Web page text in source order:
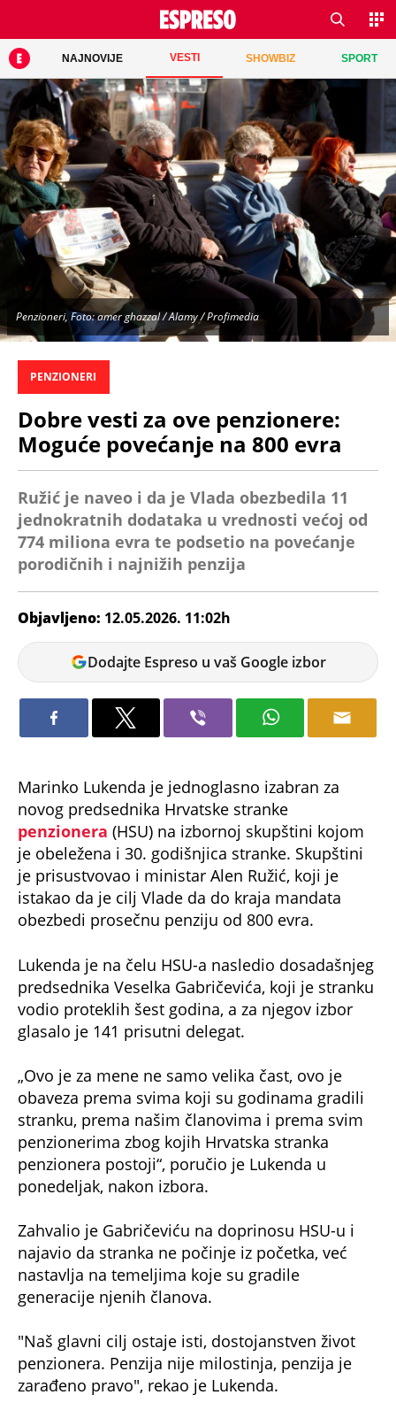
NAJNOVIJE VESTI SHOWBIZ SPORT
Penzioneri, Foto: amer ghazzal / Alamy / Profimedia
PENZIONERI
Dobre vesti za ove penzionere:
Moguće povećanje na 800 evra
Ružić je naveo i da je Vlada obezbedila 11
jednokratnih dodataka u vrednosti većoj od
774 miliona evra te podsetio na povećanje
porodičnih i najnižih penzija
Objavljeno: 12.05.2026. 11:02h
Ana
Petrović
Dodajte Espreso u vaš Google izbor
Marinko Lukenda je jednoglasno izabran za
novog predsednika Hrvatske stranke
penzionera (HSU) na izbornoj skupštini kojom
je obeležena i 30. godišnjica stranke. Skupštini
je prisustvovao i ministar Alen Ružić, koji je
istakao da je cilj Vlade da do kraja mandata
obezbedi prosečnu penziju od 800 evra.
Lukenda je na čelu HSU-a nasledio dosadašnjeg
predsednika Veselka Gabričevića, koji je stranku
vodio proteklih šest godina, a za njegov izbor
glasalo je 141 prisutni delegat.
„Ovo je za mene ne samo velika čast, ovo je
obaveza prema svima koji su godinama gradili
stranku, prema našim članovima i prema svim
penzionerima zbog kojih Hrvatska stranka
penzionera postoji“, poručio je Lukenda u
ponedeljak, nakon izbora.
Zahvalio je Gabričeviću na doprinosu HSU-u i
najavio da stranka ne počinje iz početka, već
nastavlja na temeljima koje su gradile
generacije njenih članova.
"Naš glavni cilj ostaje isti, dostojanstven život
penzionera. Penzija nije milostinja, penzija je
zarađeno pravo", rekao je Lukenda.